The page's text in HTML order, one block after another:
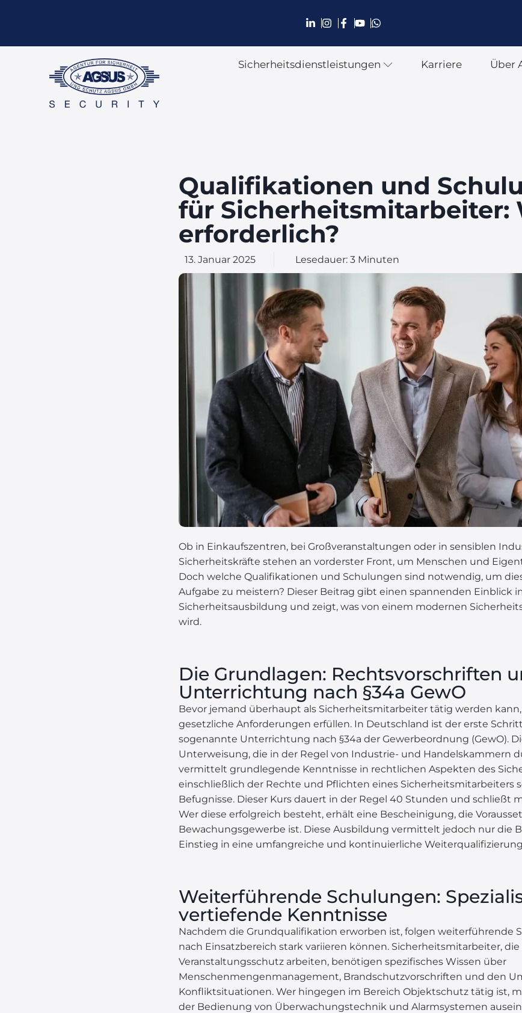
Sicherheitsdienstleistungen Karriere Über
Qualifikationen und
für Sicherheitsmitarbeiter:
erforderlich?
13. Januar 2025 Lesedauer: 3 Minuten
Ob in Einkaufszentren, bei Großveranstaltungen oder in sensiblen
Sicherheitskräfte stehen an vorderster Front, um Menschen und
Doch welche Qualifikationen und Schulungen sind notwendig, um
Aufgabe zu meistern? Dieser Beitrag gibt einen spannenden Einblick
Sicherheitsausbildung und zeigt, was von einem modernen
wird.
Die Grundlagen: Rechtsvorschriften
Unterrichtung nach §34a GewO
Bevor jemand überhaupt als Sicherheitsmitarbeiter tätig werden
gesetzliche Anforderungen erfüllen. In Deutschland ist der erste
sogenannte Unterrichtung nach §34a der Gewerbeordnung (GewO).
Unterweisung, die in der Regel von Industrie- und Handelskammern
vermittelt grundlegende Kenntnisse in rechtlichen Aspekten des
einschließlich der Rechte und Pflichten eines Sicherheitsmitarbeiters
Befugnisse. Dieser Kurs dauert in der Regel 40 Stunden und schließt
Wer diese erfolgreich besteht, erhält eine Bescheinigung, die
Bewachungsgewerbe ist. Diese Ausbildung vermittelt jedoch nur die
Einstieg in eine umfangreiche und kontinuierliche
Weiterführende Schulungen:
vertiefende Kenntnisse
Nachdem die Grundqualifikation erworben ist, folgen weiterführende
nach Einsatzbereich stark variieren können. Sicherheitsmitarbeiter,
Veranstaltungsschutz arbeiten, benötigen spezifisches Wissen über
Menschenmengenmanagement, Brandschutzvorschriften und den
Konfliktsituationen. Wer hingegen im Bereich Objektschutz tätig ist,
der Bedienung von Überwachungstechnik und Alarmsystemen